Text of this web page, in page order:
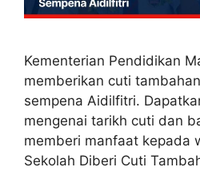
Kementerian Pendidikan
memberikan cuti
sempena Aidilfitri.
mengenai tarikh cuti dan
memberi manfaat kepada
Sekolah Diberi Cuti